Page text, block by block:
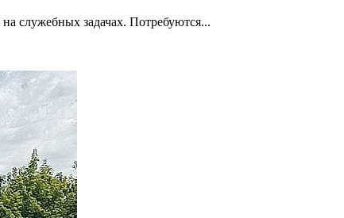
служебных задачах. Потребуются...